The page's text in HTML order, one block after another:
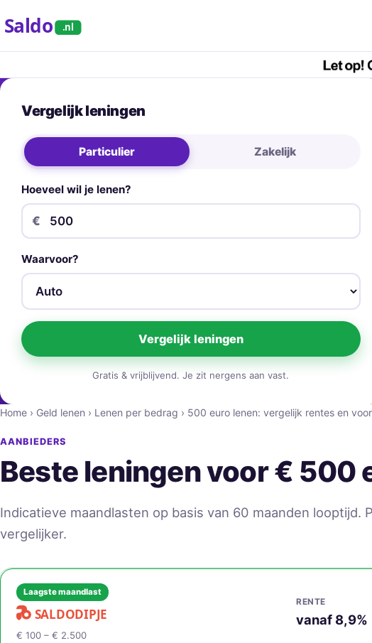
Saldo .nl
Vergelijk leningen
Particulier Zakelijk
Hoeveel wil je lenen?
€
Waarvoor?
Vergelijk leningen
Gratis & vrijblijvend. Je zit nergens aan vast.
Home › Geld lenen › Lenen per bedrag › 500 euro lenen: vergelijk rentes en
AANBIEDERS
Beste leningen voor € 500
Indicatieve maandlasten op basis van 60 maanden looptijd.
vergelijker.
Laagste maandlast
€ 100 – € 2.500
RENTE
vanaf 8,9%